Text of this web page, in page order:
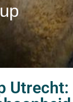
Utrecht: